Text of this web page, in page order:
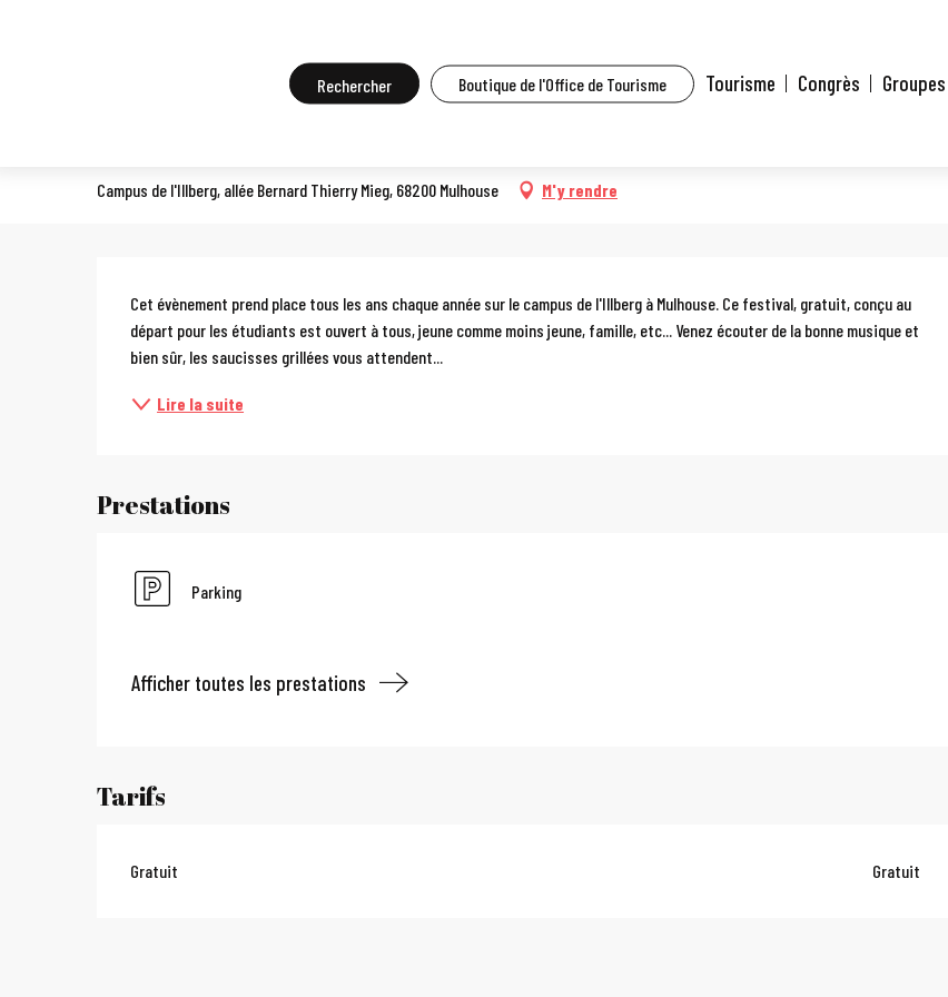
Boutique de l'Office de Tourisme
Recherche Tourisme Congrès Groupes
Festival Chipo'zik
Campus de l'Illberg, allée Bernard Thierry Mieg, 68200 Mulhouse M'y rendre
Description
Cet évènement prend place tous les ans chaque année sur le campus de l'Illberg à Mulhouse. Ce festival, gratuit, conçu au
départ pour les étudiants est ouvert à tous, jeune comme moins jeune, famille, etc... Venez écouter de la bonne musique et
bien sûr, les saucisses grillées vous attendent...
Lire la suite
Prestations
Parking
Afficher toutes les prestations
Tarifs
Gratuit Gratuit